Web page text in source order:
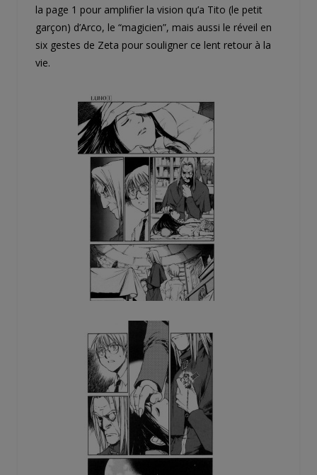
la page 1 pour amplifier la vision qu’a Tito (le petit
garçon) d’Arco, le “magicien”, mais aussi le réveil en
six gestes de Zeta pour souligner ce lent retour à la
vie.